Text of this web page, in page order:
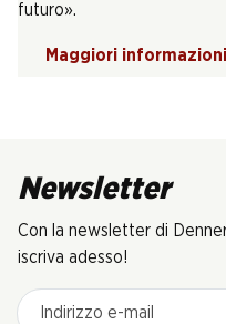
futuro».
Maggiori informazioni
Newsletter
Con la newsletter di
iscriva adesso!
Indirizzo e-mail